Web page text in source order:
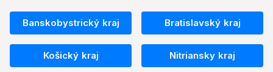
Banskobystrický kraj Bratislavský kraj
Košický kraj Nitriansky kraj